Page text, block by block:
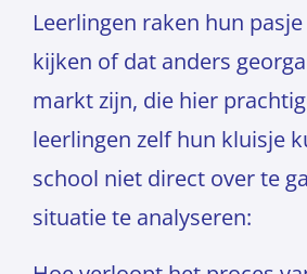
Leerlingen raken hun
kijken of dat anders
markt zijn, die hier
leerlingen zelf hun kluisje
school niet direct over te
situatie te analyseren: